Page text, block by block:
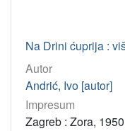
Na Drini ćuprija :
Autor
Andrić, Ivo [autor]
Impresum
Zagreb : Zora,